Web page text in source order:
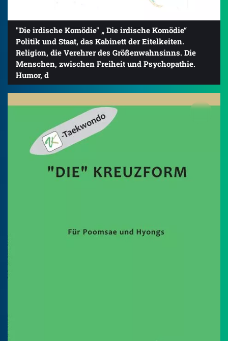
"Die irdische Komödie" „ Die irdische Komödie“
Politik und Staat, das Kabinett der Eitelkeiten.
Religion, die Verehrer des Größenwahnsinns. Die
Menschen, zwischen Freiheit und Psychopathie.
Humor, d